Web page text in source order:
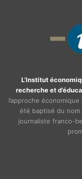
L’Institut
recherche et
l’approche
été baptisé du nom
journaliste franco-